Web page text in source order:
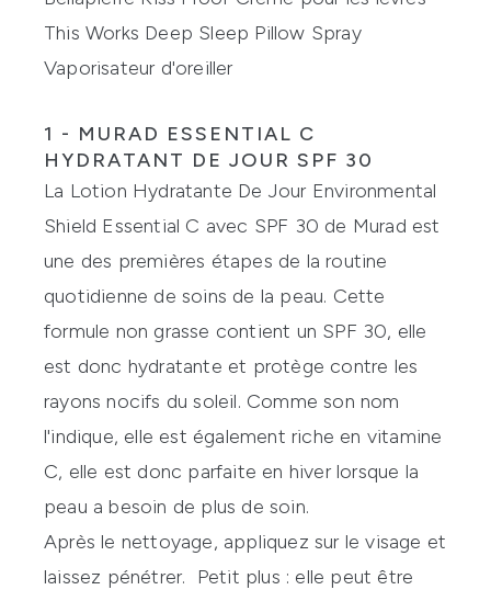
This Works Deep Sleep Pillow Spray
Vaporisateur d'oreiller
1 - MURAD ESSENTIAL C
HYDRATANT DE JOUR SPF 30
La Lotion Hydratante De Jour Environmental
Shield Essential C avec SPF 30 de Murad est
une des premières étapes de la routine
quotidienne de soins de la peau. Cette
formule non grasse contient un SPF 30, elle
est donc hydratante et protège contre les
rayons nocifs du soleil. Comme son nom
l'indique, elle est également riche en vitamine
C, elle est donc parfaite en hiver lorsque la
peau a besoin de plus de soin.
Après le nettoyage, appliquez sur le visage et
laissez pénétrer. Petit plus : elle peut être